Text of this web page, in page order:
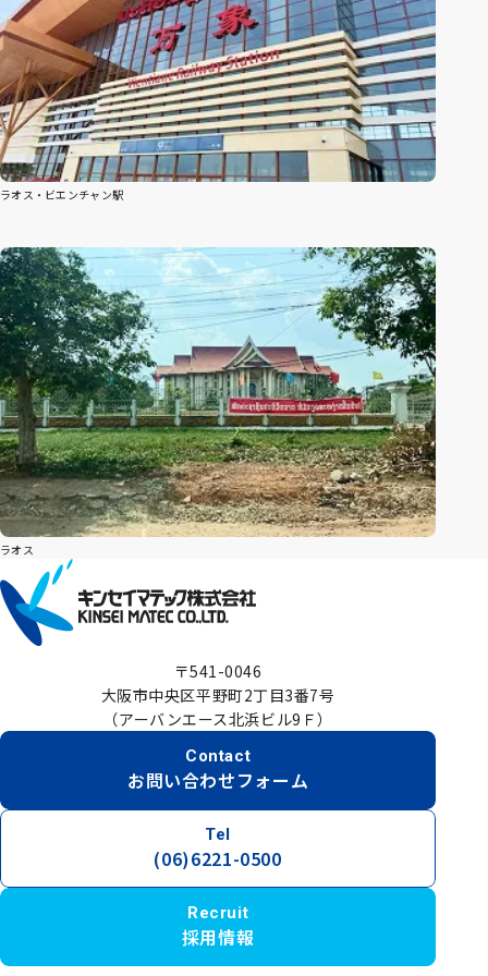
ラオス・ビエンチャン駅
ラオス
〒541-0046
大阪市中央区平野町2丁目3番7号
（アーバンエース北浜ビル9Ｆ）
Contact
お問い合わせフォーム
Tel
(06)6221-0500
Recruit
採用情報